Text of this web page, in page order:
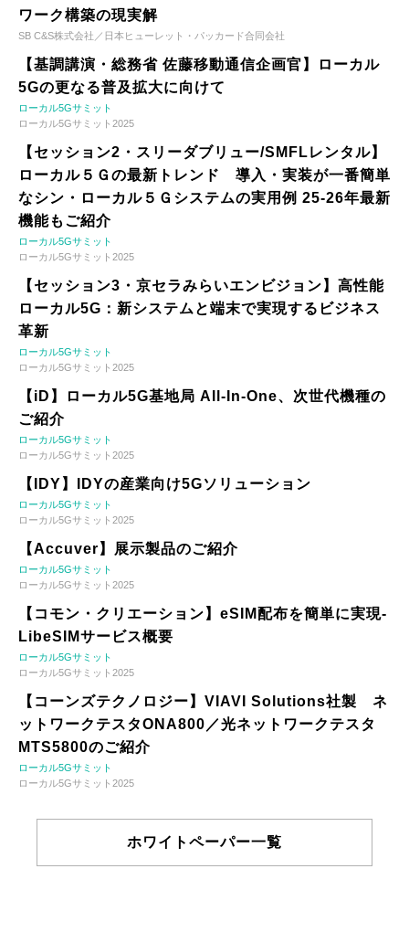
ワーク構築の現実解
SB C&S株式会社／日本ヒューレット・パッカード合同会社
【基調講演・総務省 佐藤移動通信企画官】ローカル
5Gの更なる普及拡大に向けて
ローカル5Gサミット
ローカル5Gサミット2025
【セッション2・スリーダブリュー/SMFLレンタル】
ローカル５Ｇの最新トレンド 導入・実装が一番簡単
なシン・ローカル５Ｇシステムの実用例 25-26年最新
機能もご紹介
ローカル5Gサミット
ローカル5Gサミット2025
【セッション3・京セラみらいエンビジョン】高性能
ローカル5G：新システムと端末で実現するビジネス
革新
ローカル5Gサミット
ローカル5Gサミット2025
【iD】ローカル5G基地局 All-In-One、次世代機種の
ご紹介
ローカル5Gサミット
ローカル5Gサミット2025
【IDY】IDYの産業向け5Gソリューション
ローカル5Gサミット
ローカル5Gサミット2025
【Accuver】展示製品のご紹介
ローカル5Gサミット
ローカル5Gサミット2025
【コモン・クリエーション】eSIM配布を簡単に実現-
LibeSIMサービス概要
ローカル5Gサミット
ローカル5Gサミット2025
【コーンズテクノロジー】VIAVI Solutions社製 ネ
ットワークテスタONA800／光ネットワークテスタ
MTS5800のご紹介
ローカル5Gサミット
ローカル5Gサミット2025
ホワイトペーパー一覧